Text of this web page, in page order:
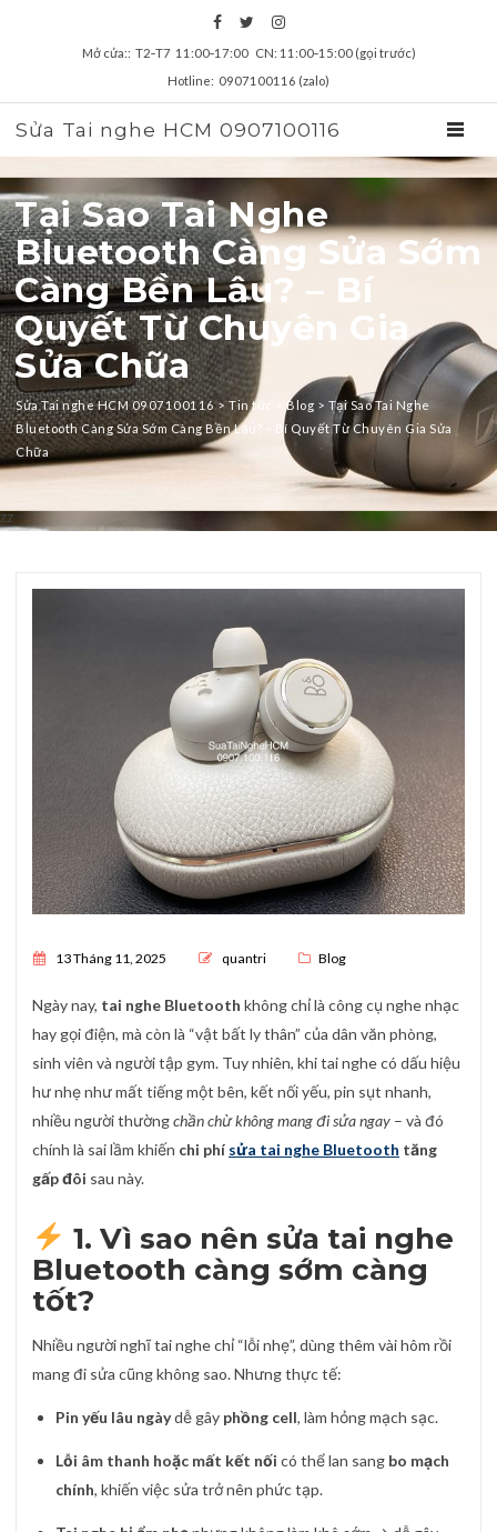
Mở cửa:: T2‑T7 11:00‑17:00 CN: 11:00‑15:00 (gọi trước)
Hotline: 0907100116 (zalo)
Sửa Tai nghe HCM 0907100116
Tại Sao Tai Nghe
Bluetooth Càng Sửa Sớm
Càng Bền Lâu? – Bí
Quyết Từ Chuyên Gia
Sửa Chữa
Sửa Tai nghe HCM 0907100116>Tin tức Blog > Tại Sao Tai Nghe
Bluetooth Càng Sửa Sớm Càng Bền Lâu? – Bí Quyết Từ Chuyên Gia Sửa
Chữa
zz
Posted on
13 Tháng 11, 2025 quantri Blog
Ngày nay, tai nghe Bluetooth không chỉ là công cụ nghe nhạc
hay gọi điện, mà còn là “vật bất ly thân” của dân văn phòng,
sinh viên và người tập gym. Tuy nhiên, khi tai nghe có dấu hiệu
hư nhẹ như mất tiếng một bên, kết nối yếu, pin sụt nhanh,
nhiều người thườngchần chừ không mang đi sửa ngay – và đó
chính là sai lầm khiến chi phí sửa tai nghe Bluetooth tăng
gấp đôi sau này.
1. Vì sao nên sửa tai nghe
Bluetooth càng sớm càng
tốt?
Nhiều người nghĩ tai nghe chỉ “lỗi nhẹ”, dùng thêm vài hôm rồi
mang đi sửa cũng không sao. Nhưng thực tế:
Pin yếu lâu ngàydễ gây phồng cell, làm hỏng mạch sạc.
Lỗi âm thanh hoặc mất kết nối có thể lan sang bo mạch
chính, khiến việc sửa trở nên phức tạp.